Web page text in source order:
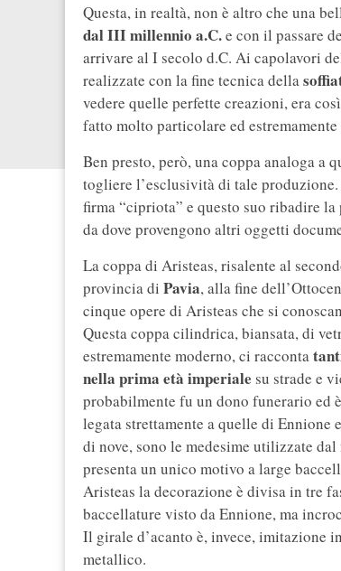
Questa, in realtà, non è altro che una
dal III millennio a.C.e con il passare
arrivare al I secolo d.C. Ai capolavori
realizzate con la fine tecnica della
vedere quelle perfette creazioni, era
fatto molto particolare ed
Ben presto, però, una coppa analoga a
togliere l’esclusività di tale
firma “cipriota” e questo suo ribadire
da dove provengono altri oggetti
La coppa di Aristeas, risalente al
provincia di Pavia, alla fine
cinque opere di Aristeas che si
Questa coppa cilindrica, biansata, di
estremamente moderno, ci racconta
nella prima età imperiale su strade e
probabilmente fu un dono funerario ed
legata strettamente a quelle di Ennione
di nove, sono le medesime utilizzate
presenta un unico motivo a large
Aristeas la decorazione è divisa in tre
baccellature visto da Ennione, ma
Il girale d’acanto è, invece, imitazione
metallico.